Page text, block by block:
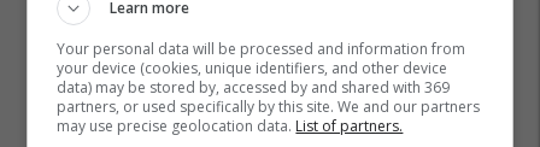
Learn more
Your personal data will be processed and information from
your device (cookies, unique identifiers, and other device
data) may be stored by, accessed by and shared with 369
partners, or used specifically by this site. We and our partners
may use precise geolocation data. List of partners.